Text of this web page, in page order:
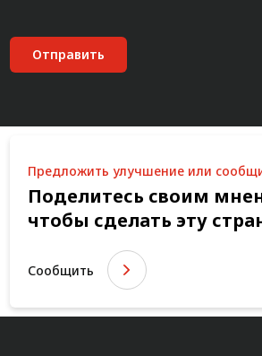
Отправить
Предложить улучшение или
Поделитесь своим
чтобы сделать эту
Сообщить